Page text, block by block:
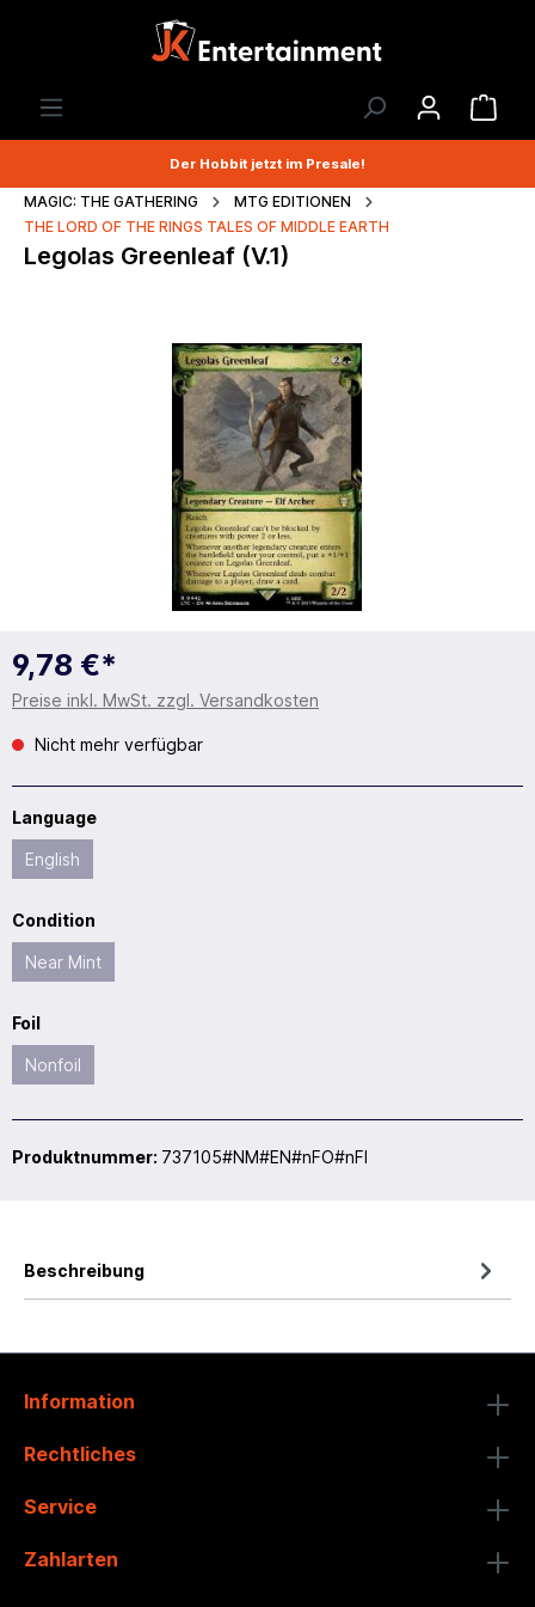
Der Hobbit jetzt im Presale!
MAGIC: THE GATHERING
MTG EDITIONEN
THE LORD OF THE RINGS TALES OF MIDDLE EARTH
Legolas Greenleaf (V.1)
9,78 €*
Preise inkl. MwSt. zzgl. Versandkosten
Nicht mehr verfügbar
Language
English
Condition
Near Mint
Foil
Nonfoil
Produktnummer: 737105#NM#EN#nFO#nFI
Beschreibung
Information
Rechtliches
Service
Zahlarten